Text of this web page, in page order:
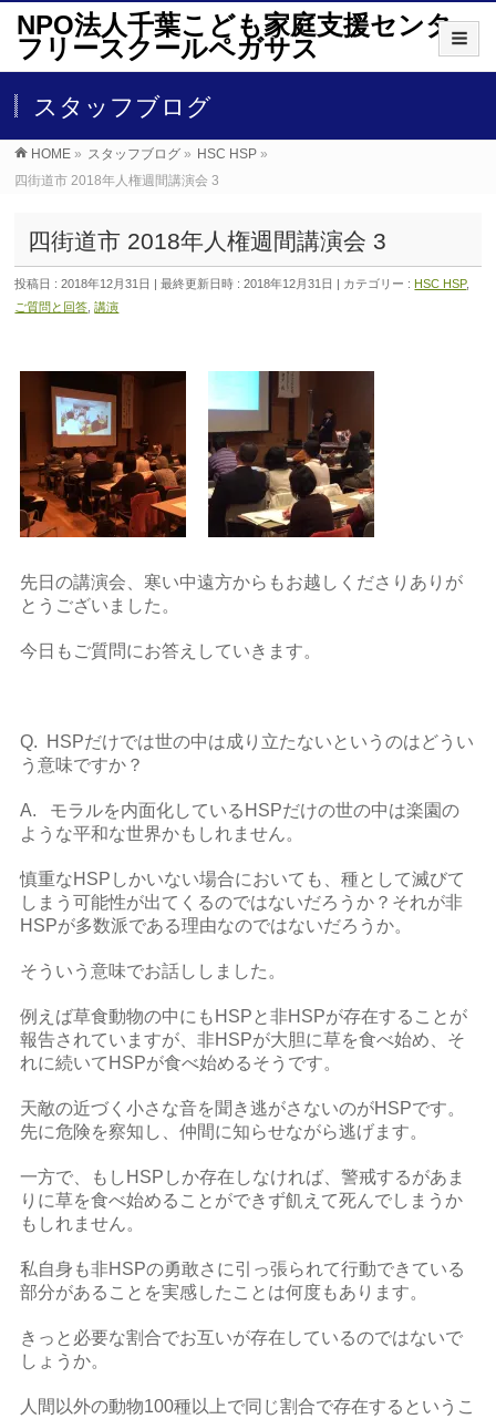
NPO法人千葉こども家庭支援センター
フリースクールペガサス
スタッフブログ
HOME » スタッフブログ » HSC HSP »
四街道市 2018年人権週間講演会 3
四街道市 2018年人権週間講演会 3
投稿日 : 2018年12月31日 最終更新日時 : 2018年12月31日 カテゴリー : HSC HSP,
ご質問と回答 ,講演
先日の講演会、寒い中遠方からもお越しくださりありが
とうございました。
今日もご質問にお答えしていきます。
Q. HSPだけでは世の中は成り立たないというのはどうい
う意味ですか？
A. モラルを内面化しているHSPだけの世の中は楽園の
ような平和な世界かもしれません。
慎重なHSPしかいない場合においても、種として滅びて
しまう可能性が出てくるのではないだろうか？それが非
HSPが多数派である理由なのではないだろうか。
そういう意味でお話ししました。
例えば草食動物の中にもHSPと非HSPが存在することが
報告されていますが、非HSPが大胆に草を食べ始め、そ
れに続いてHSPが食べ始めるそうです。
天敵の近づく小さな音を聞き逃がさないのがHSPです。
先に危険を察知し、仲間に知らせながら逃げます。
一方で、もしHSPしか存在しなければ、警戒するがあま
りに草を食べ始めることができず飢えて死んでしまうか
もしれません。
私自身も非HSPの勇敢さに引っ張られて行動できている
部分があることを実感したことは何度もあります。
きっと必要な割合でお互いが存在しているのではないで
しょうか。
人間以外の動物100種以上で同じ割合で存在するというこ